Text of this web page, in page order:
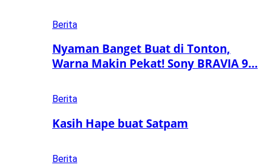
Berita
Nyaman Banget Buat di Tonton,
Warna Makin Pekat! Sony BRAVIA 9…
Berita
Kasih Hape buat Satpam
Berita